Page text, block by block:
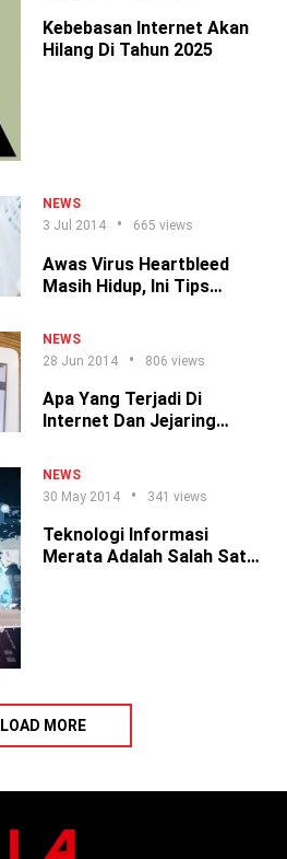
Kebebasan Internet Akan
Hilang Di Tahun 2025
NEWS
3 Jul 2014
665 views
Awas Virus Heartbleed
Masih Hidup, Ini Tips
NEWS
28 Jun 2014
806 views
Apa Yang Terjadi Di
Internet Dan Jejaring
NEWS
30 May 2014
341 views
Teknologi Informasi
Merata Adalah Salah Satu
LOAD MORE